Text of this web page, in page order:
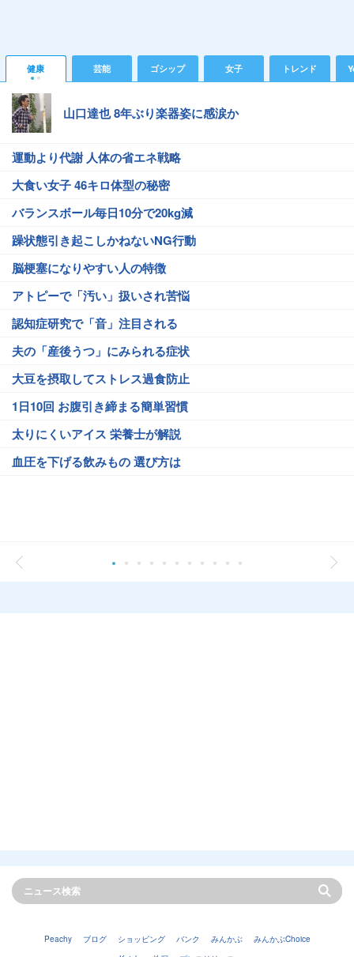
健康 芸能 ゴシップ 女子 トレンド
山口達也 8年ぶり楽器姿に感涙か
運動より代謝 人体の省エネ戦略
大食い女子 46キロ体型の秘密
バランスボール毎日10分で20kg減
躁状態引き起こしかねないNG行動
脳梗塞になりやすい人の特徴
アトピーで「汚い」扱いされ苦悩
認知症研究で「音」注目される
夫の「産後うつ」にみられる症状
大豆を摂取してストレス過食防止
1日10回 お腹引き締まる簡単習慣
太りにくいアイス 栄養士が解説
血圧を下げる飲みもの 選び方は
Peachy ブログ ショッピング バンク みんかぶ
みんかぶChoice